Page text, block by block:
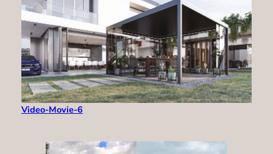
Video-Movie-6